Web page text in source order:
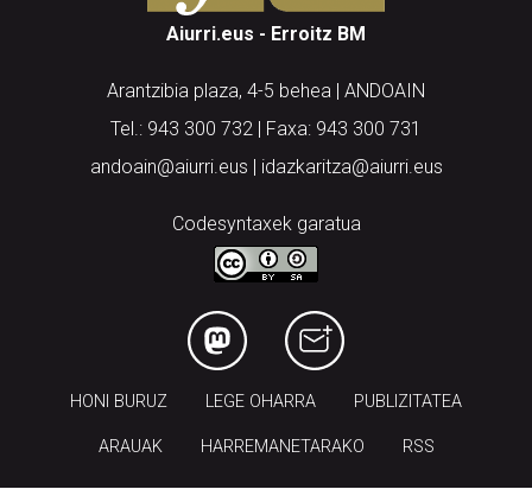
Aiurri.eus - Erroitz BM
Arantzibia plaza, 4-5 behea | ANDOAIN
Tel.: 943 300 732 | Faxa: 943 300 731
andoain@aiurri.eus | idazkaritza@aiurri.eus
Codesyntaxek garatua
HONI BURUZ LEGE OHARRA PUBLIZITATEA
ARAUAK HARREMANETARAKO RSS